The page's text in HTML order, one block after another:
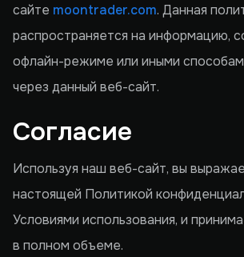
сайте moontrader.com. Данная
распространяется на информацию,
офлайн-режиме или иными
через данный веб-сайт.
Согласие
Используя наш веб-сайт, вы
настоящей Политикой
Условиями использования, и
в полном объеме.